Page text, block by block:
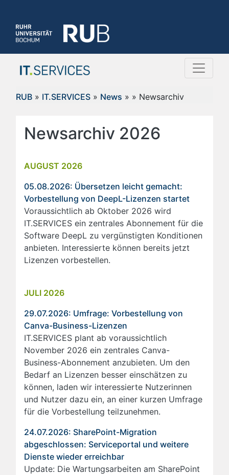
RUB » IT.SERVICES » News » » Newsarchiv
Newsarchiv 2026
AUGUST 2026
05.08.2026: Übersetzen leicht gemacht:
Vorbestellung von DeepL-Lizenzen startet
Voraussichtlich ab Oktober 2026 wird
IT.SERVICES ein zentrales Abonnement für die
Software DeepL zu vergünstigten Konditionen
anbieten. Interessierte können bereits jetzt
Lizenzen vorbestellen.
JULI 2026
29.07.2026: Umfrage: Vorbestellung von
Canva-Business-Lizenzen
IT.SERVICES plant ab voraussichtlich
November 2026 ein zentrales Canva-
Business-Abonnement anzubieten. Um den
Bedarf an Lizenzen besser einschätzen zu
können, laden wir interessierte Nutzerinnen
und Nutzer dazu ein, an einer kurzen Umfrage
für die Vorbestellung teilzunehmen.
24.07.2026: SharePoint-Migration
abgeschlossen: Serviceportal und weitere
Dienste wieder erreichbar
Update: Die Wartungsarbeiten am SharePoint